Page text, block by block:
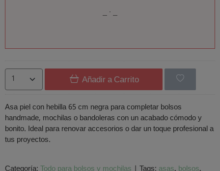
Añadir a Carrito
Asa piel con hebilla 65 cm negra para completar bolsos
handmade, mochilas o bandoleras con un acabado cómodo y
bonito. Ideal para renovar accesorios o dar un toque profesional a
tus proyectos.